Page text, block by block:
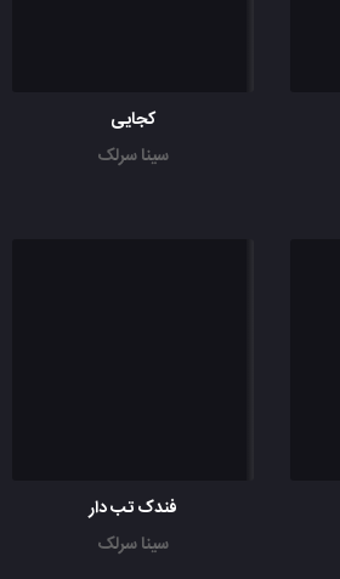
کجایی
سینا سرلک
فندک تب دار
سینا سرلک